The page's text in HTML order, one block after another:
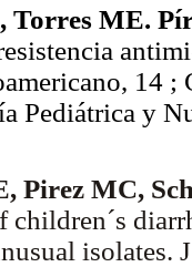
Torres ME.
14 ;
Pediátrica y
Pirez MC,